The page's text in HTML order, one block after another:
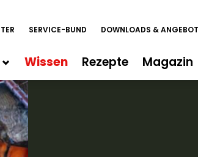
SERVICE-BUND DOWNLOADS &
Wissen Rezepte Magazin